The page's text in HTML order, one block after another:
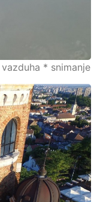
* snimanje